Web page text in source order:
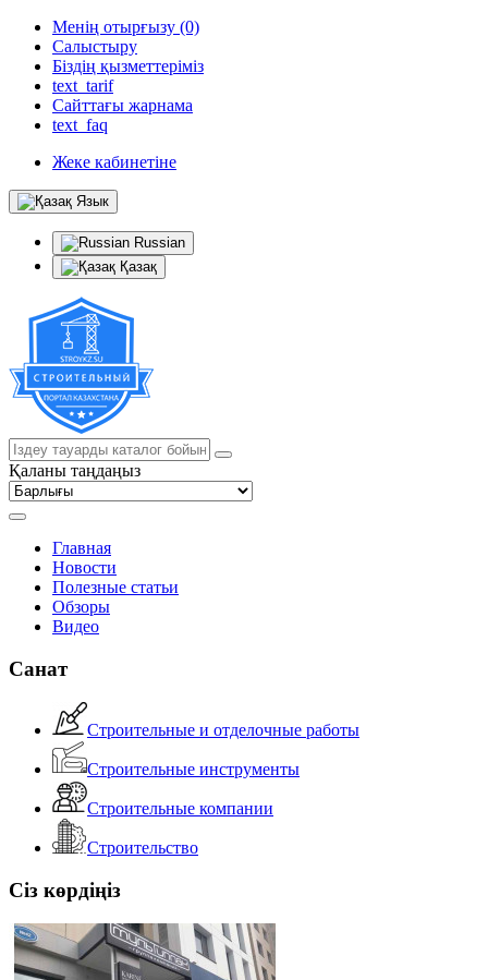
Менің отырғызу (0)
Салыстыру
Біздің қызметтеріміз
text_tarif
Сайттағы жарнама
text_faq
Жеке кабинетіне
Язык
Russian
Қазақ
Қаланы таңдаңыз
Главная
Новости
Полезные статьи
Обзоры
Видео
Санат
Строительные и отделочные работы
Строительные инструменты
Строительные компании
Строительство
Сіз көрдіңіз